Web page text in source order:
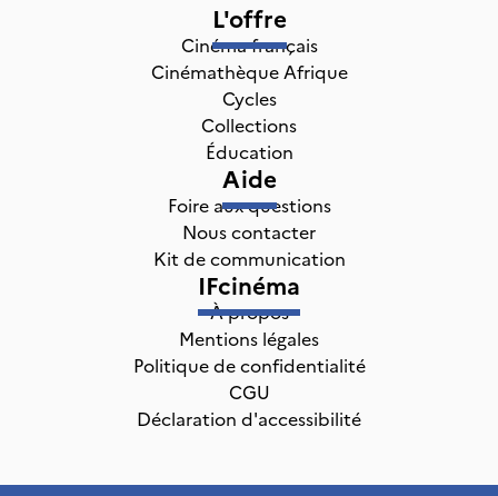
L'offre
Cinéma français
Cinémathèque Afrique
Cycles
Collections
Éducation
Aide
Foire aux questions
Nous contacter
Kit de communication
IFcinéma
À propos
Mentions légales
Politique de confidentialité
CGU
Déclaration d'accessibilité